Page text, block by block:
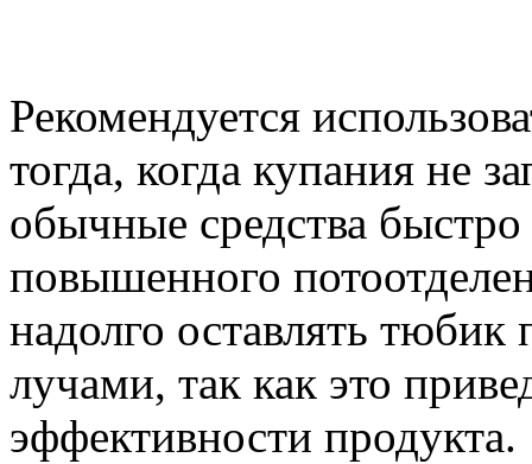
Рекомендуется
тогда, когда купания не
обычные средства
повышенного
надолго оставлять
лучами, так как это
эффективности продукта.